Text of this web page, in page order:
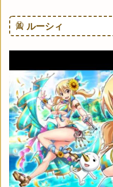
ルーシィ